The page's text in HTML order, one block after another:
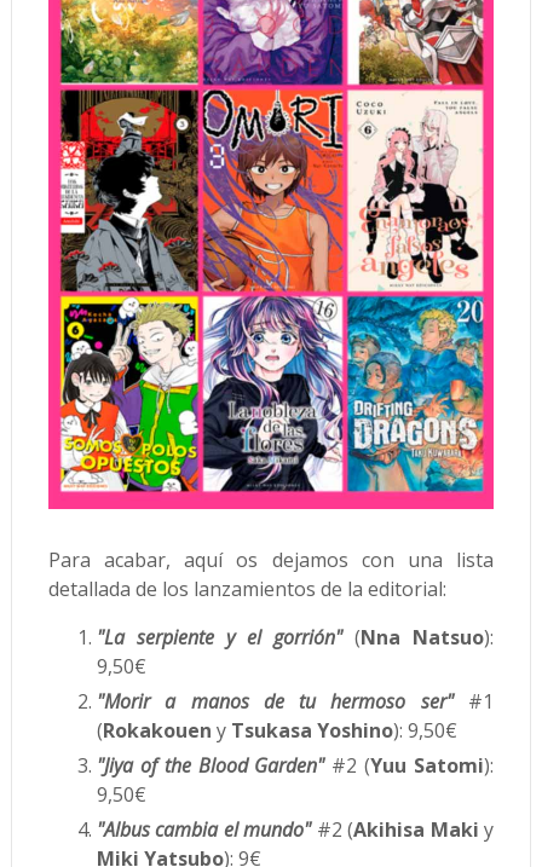
Para acabar, aquí os dejamos con una lista
detallada de los lanzamientos de la editorial:
"La serpiente y el gorrión"(Nna Natsuo):
9,50€
"Morir a manos de tu hermoso ser"#1
(Rokakouen y Tsukasa Yoshino): 9,50€
"Jiya of the Blood Garden" #2 (Yuu Satomi):
9,50€
"Albus cambia el mundo" #2 (Akihisa Maki y
Miki Yatsubo): 9€